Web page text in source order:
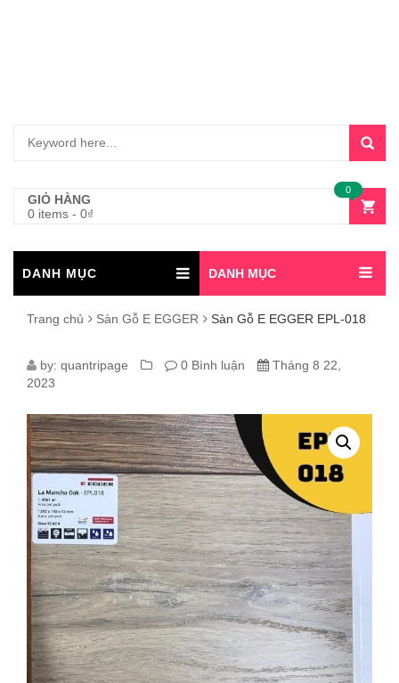
GIỎ HÀNG
0 items - 0₫
0
DANH MỤC DANH MỤC
Trang chủ Sàn Gỗ E EGGER Sàn Gỗ E EGGER EPL-018
SÀN
E
EGGER
EPL-
018
by: quantripage 0 Bình luận
Tháng 8 22,
2023